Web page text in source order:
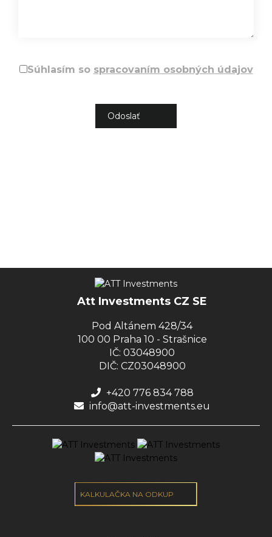
Súhlasím so spracovaním osobných údajov
Att Investments CZ SE
Pod Altánem 428/34
100 00 Praha 10 - Strašnice
IČ: 03048900
DIČ: CZ03048900
+420 776 834 788
info@att-investments.eu
KALKULAČKA NA ODKUP